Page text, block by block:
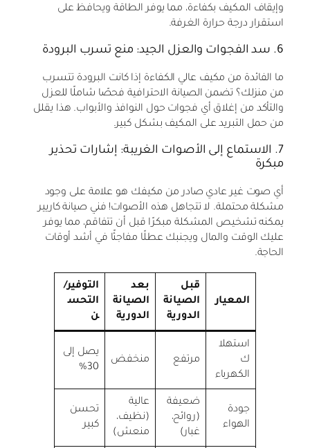
وإيقاف المكيف بكفاءة، مما يوفر الطاقة ويحافظ على
استقرار درجة حرارة الغرفة.
6. سد الفجوات والعزل الجيد: منع تسرب البرودة
ما الفائدة من مكيف عالي الكفاءة إذا كانت البرودة تتسرب
من منزلك؟ تضمن الصيانة الاحترافية فحصًا شاملًا للعزل
والتأكد من إغلاق أي فجوات حول النوافذ والأبواب. هذا يقلل
من حمل التبريد على المكيف بشكل كبير.
7. الاستماع إلى الأصوات الغريبة: إشارات تحذير
مبكرة
أي صوت غير عادي صادر من مكيفك هو علامة على وجود
مشكلة محتملة. لا تتجاهل هذه الأصوات! فني صيانة كاريير
يمكنه تشخيص المشكلة مبكرًا قبل أن تتفاقم، مما يوفر
عليك الوقت والمال ويجنبك عطلًا مفاجئًا في أشد أوقات
الحاجة.
المعيار
قبل
الصيانة
الدورية
بعد
الصيانة
الدورية
التوفير/
التحس
ن
استهلا
ك
الكهرباء
مرتفع منخفض
يصل إلى
30%
جودة
الهواء
ضعيفة
(روائح،
غبار)
عالية
(نظيف،
منعش)
تحسن
كبير